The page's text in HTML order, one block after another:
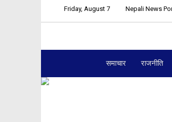
Friday, August 7 Nepali News
समाचार राजनीति